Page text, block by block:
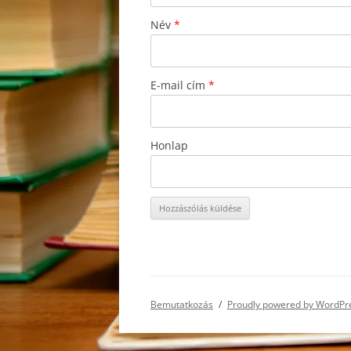
Név *
E-mail cím *
Honlap
Bemutatkozás Proudly powered by